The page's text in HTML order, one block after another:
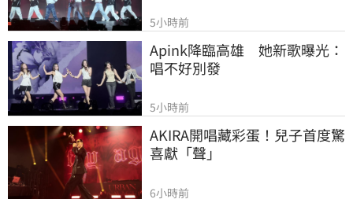
5小時前
Apink降臨高雄　她新歌曝光：
唱不好別發
5小時前
AKIRA開唱藏彩蛋！兒子首度驚
喜獻「聲」
6小時前